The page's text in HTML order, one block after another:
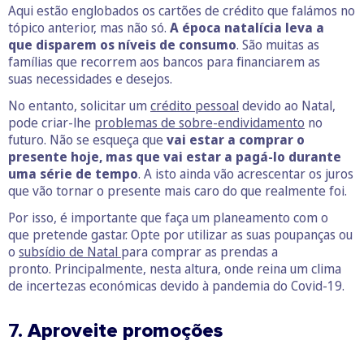
Aqui estão englobados os cartões de crédito que falámos no
tópico anterior, mas não só. A época natalícia leva a
que disparem os níveis de consumo. São muitas as
famílias que recorrem aos bancos para financiarem as
suas necessidades e desejos.
No entanto, solicitar um crédito pessoal devido ao Natal,
pode criar-lhe problemas de sobre-endividamento no
futuro. Não se esqueça que vai estar a comprar o
presente hoje, mas que vai estar a pagá-lo durante
uma série de tempo. A isto ainda vão acrescentar os juros
que vão tornar o presente mais caro do que realmente foi.
Por isso, é importante que faça um planeamento com o
que pretende gastar. Opte por utilizar as suas poupanças ou
o subsídio de Natal para comprar as prendas a
pronto. Principalmente, nesta altura, onde reina um clima
de incertezas económicas devido à pandemia do Covid-19.
7. Aproveite promoções